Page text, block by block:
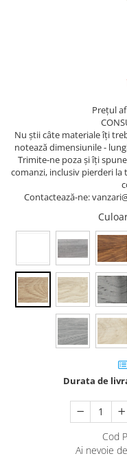
Prețul
Nu știi câte materiale îți
notează dimensiunile -
Trimite-ne poza și îți
comanzi, inclusiv pierderi la
Contactează-ne:
Durata de
Cod
Ai nevoie